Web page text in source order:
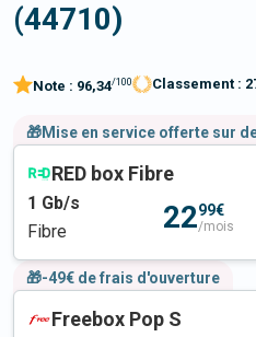
(44710)
Note : 96,34/100 Classement :
🎁Mise en service offerte sur
RED box Fibre
1 Gb/s
Fibre
2299€
/mois
🎁-49€ de frais d'ouverture
Freebox Pop S